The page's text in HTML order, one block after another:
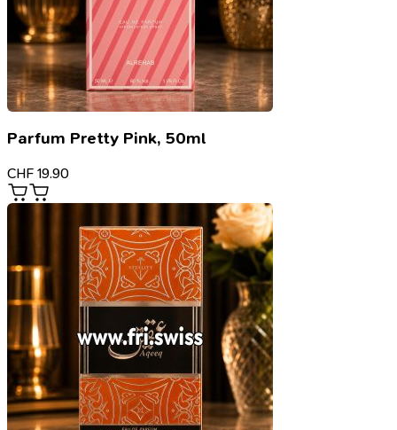
Parfum Pretty Pink, 50ml
CHF 19.90